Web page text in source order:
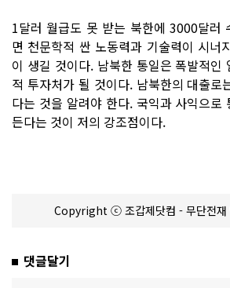
1달러 월급도 못 받는 북한에 3000달러
면 천문학적 싼 노동력과 기술력이 시너
이 생길 것이다. 남북한 통일은 폭발적인
적 투자처가 될 것이다. 남북한의 대출로
다는 것을 알려야 한다. 국익과 사익으로
든다는 것이 저의 강조점이다.
Copyright ⓒ 조갑제닷컴 - 무단전재
댓글달기